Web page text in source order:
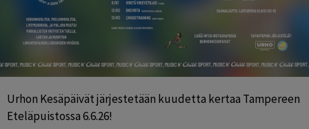
Urhon Kesäpäivät järjestetään kuudetta kertaa Tampereen
Eteläpuistossa 6.6.26!